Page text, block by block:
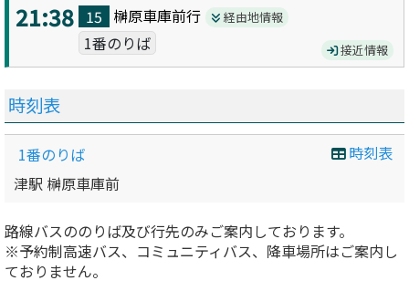
21:38 15 榊原車庫前行 経由地情報
1番のりば 接近情報
時刻表
時刻表
1番のりば
津駅 榊原車庫前
路線バスののりば及び行先のみご案内しております。
※予約制高速バス、コミュニティバス、降車場所はご案内し
ておりません。